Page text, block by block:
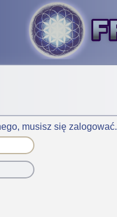
musisz się zalogować.